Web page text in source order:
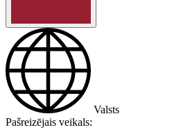
Valsts
Pašreizējais veikals: